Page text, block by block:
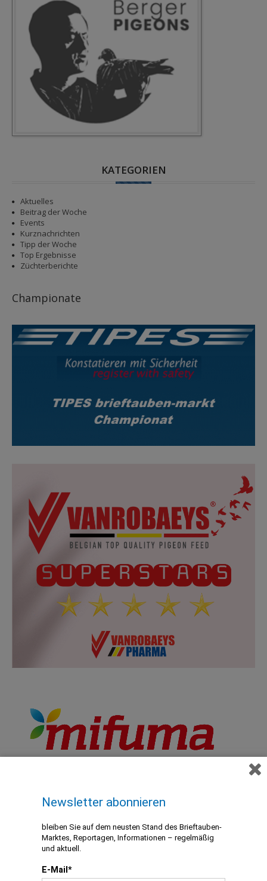
KATEGORIEN
Aktuelles
Beitrag der Woche
Events
Kurznachrichten
Tipp der Woche
Top Ergebnisse
Züchterberichte
Championate
Newsletter abonnieren
bleiben Sie auf dem neusten Stand des Brieftauben-
Marktes, Reportagen, Informationen – regelmäßig
und aktuell.
E-Mail